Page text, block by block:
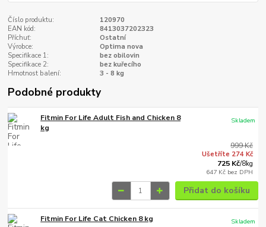
Číslo produktu:
120970
EAN kód:
8413037202323
Příchuť:
Ostatní
Výrobce:
Optima nova
Specifikace 1:
bez obilovin
Specifikace 2:
bez kuřecího
Hmotnost balení:
3 - 8 kg
Podobné produkty
Fitmin For Life Adult Fish and Chicken 8
kg
999 Kč
Ušetříte 274 Kč
725 Kč/8kg
647 Kč bez DPH
Skladem
Přidat do košíku
Fitmin For Life Cat Chicken 8 kg
Skladem